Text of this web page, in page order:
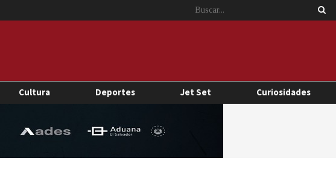
Cultura Deportes Jet Set Curiosidades